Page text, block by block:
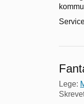
Lege: